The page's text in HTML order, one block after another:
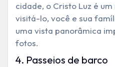
cidade, o Cristo Luz é
visitá-lo, você e sua
uma vista panorâmica
fotos.
4. Passeios de barco